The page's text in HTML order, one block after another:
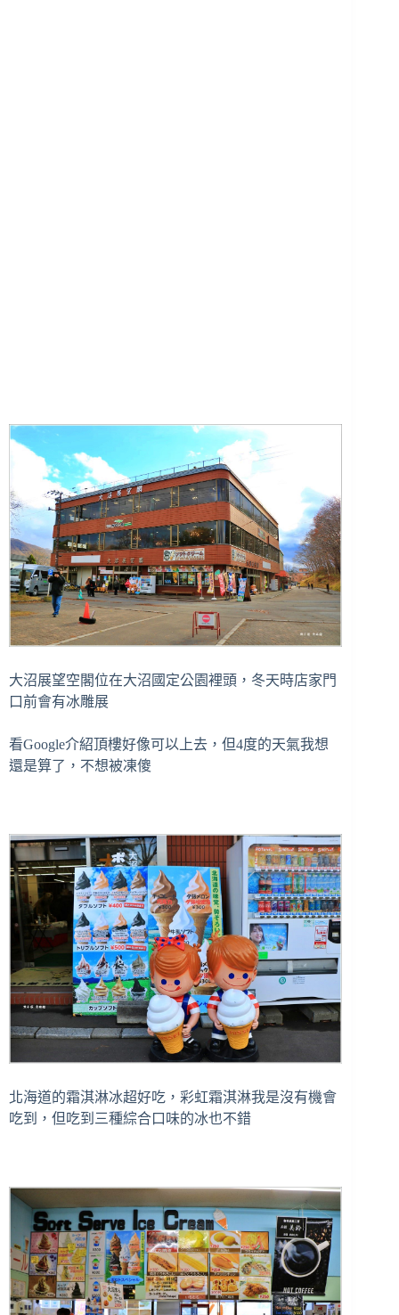
大沼展望空閣位在大沼國定公園裡頭，冬天時店家門
口前會有冰雕展
看Google介紹頂樓好像可以上去，但4度的天氣我想
還是算了，不想被凍傻
北海道的霜淇淋冰超好吃，彩虹霜淇淋我是沒有機會
吃到，但吃到三種綜合口味的冰也不錯